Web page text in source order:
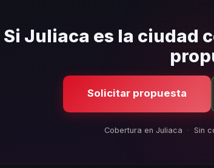
Si Juliaca es la ciudad
Solicitar propuesta
Cobertura en Juliaca · Sin